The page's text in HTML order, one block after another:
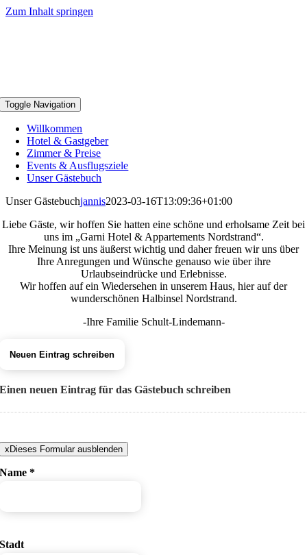
Zum Inhalt springen
Toggle Navigation
Willkommen
Hotel & Gastgeber
Zimmer & Preise
Events & Ausflugsziele
Unser Gästebuch
Unser Gästebuchjannis2023-03-16T13:09:36+01:00
Liebe Gäste, wir hoffen Sie hatten eine schöne und erholsame Zeit bei
uns im „Garni Hotel & Appartements Nordstrand“.
Ihre Meinung ist uns äußerst wichtig und daher freuen wir uns über
Ihre Anregungen und Wünsche genauso wie über ihre
Urlaubseindrücke und Erlebnisse.
Wir hoffen auf ein Wiedersehen in unserem Haus, hier auf der
wunderschönen Halbinsel Nordstrand.
-Ihre Familie Schult-Lindemann-
Einen neuen Eintrag für das Gästebuch schreiben
x Dieses Formular ausblenden
Name*
Stadt